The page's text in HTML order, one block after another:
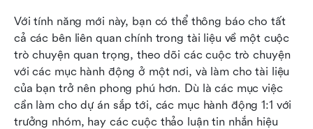
Với tính năng mới này, bạn có thể thông báo cho tất
cả các bên liên quan chính trong tài liệu về một cuộc
trò chuyện quan trọng, theo dõi các cuộc trò chuyện
với các mục hành động ở một nơi, và làm cho tài liệu
của bạn trở nên phong phú hơn. Dù là các mục việc
cần làm cho dự án sắp tới, các mục hành động 1:1 với
trưởng nhóm, hay các cuộc thảo luận tin nhắn hiệu